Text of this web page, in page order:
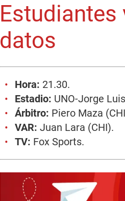
Estudiantes
datos
Hora: 21.30.
Estadio: UNO-Jorge
Árbitro: Piero Maza
VAR: Juan Lara (CHI).
TV: Fox Sports.